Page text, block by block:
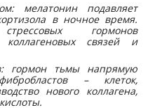
мелатонин подавляет
в ночное время.
гормонов
связей и
гормон тьмы напрямую
– клеток,
нового коллагена,